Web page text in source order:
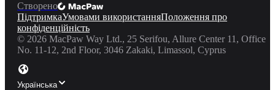
Створено
ПідтримкаУмовами використанняПоложення про
конфіденційність
© 2026 MacPaw Way Ltd., 25 Serifou, Allure Center 11, Office
No. 11-12, 2nd Floor, 3046 Zakaki, Limassol, Cyprus
Українська